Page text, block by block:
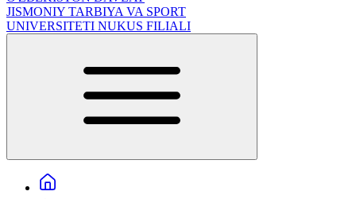
JISMONIY TARBIYA VA SPORT
UNIVERSITETI NUKUS FILIALI